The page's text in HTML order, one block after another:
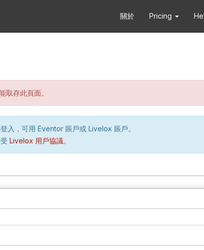
關於 Pricing
取存此頁面。
入，可用 Eventor 賬戶或 Livelox 賬戶。
Livelox 用戶協議。